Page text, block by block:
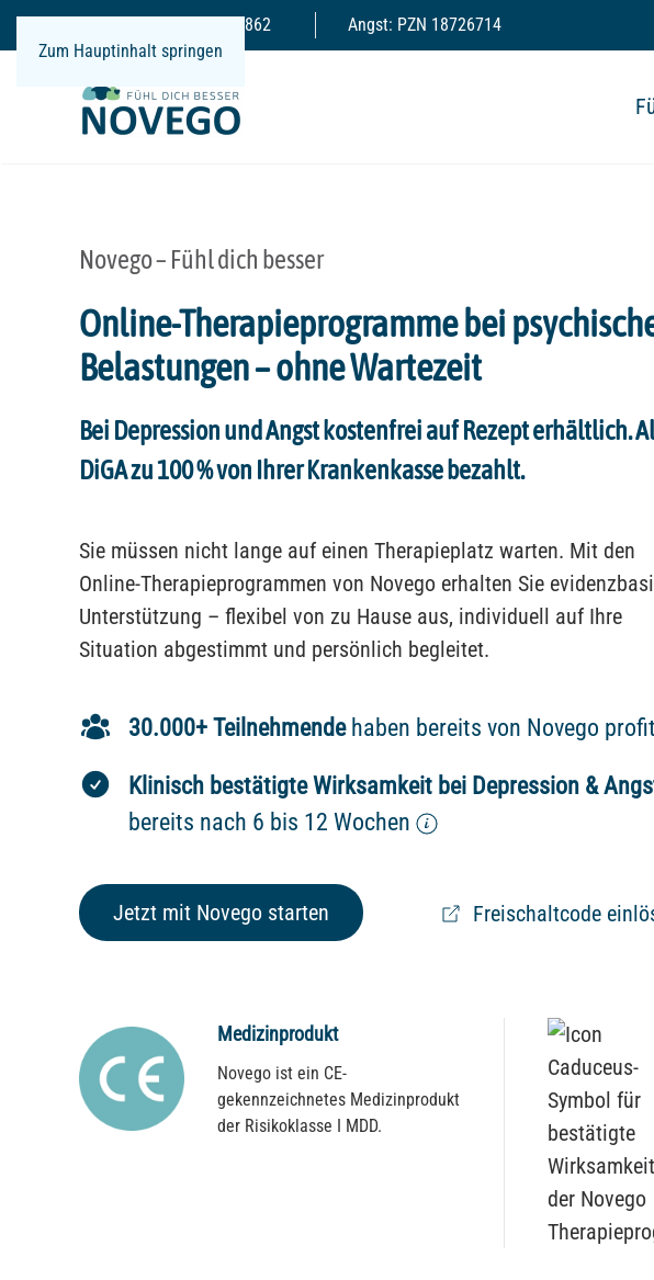
Zum Hauptinhalt springen
Depression: PZN 17865862 Angst: PZN 18726714
Novego – Fühl dich besser
Online-Therapieprogramme bei
Belastungen – ohne Wartezeit
Bei Depression und Angst kostenfrei auf Rezept erhältlich.
DiGA zu 100 % von Ihrer Krankenkasse bezahlt.
Sie müssen nicht lange auf einen Therapieplatz warten. Mit den
Online-Therapieprogrammen von Novego erhalten Sie
Unterstützung – flexibel von zu Hause aus, individuell auf Ihre
Situation abgestimmt und persönlich begleitet.
30.000+ Teilnehmendehaben bereits von Novego
Klinisch bestätigte Wirksamkeit bei Depression &
bereits nach 6 bis 12 Wochen
Jetzt mit Novego starten Freischaltcode
Medizinprodukt
Novego ist ein CE-
gekennzeichnetes Medizinprodukt
der Risikoklasse I MDD.